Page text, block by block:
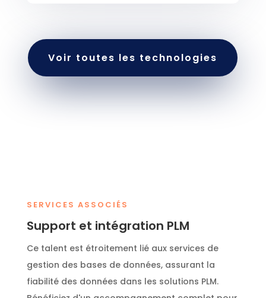
Voir toutes les technologies
SERVICES ASSOCIÉS
Support et intégration PLM
Ce talent est étroitement lié aux services de
gestion des bases de données, assurant la
fiabilité des données dans les solutions PLM.